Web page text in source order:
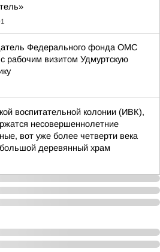
Федерального фонда ОМС
рабочим визитом Удмуртскую
воспитательной колонии (ИВК),
несовершеннолетние
вот уже более четверти века
деревянный храм